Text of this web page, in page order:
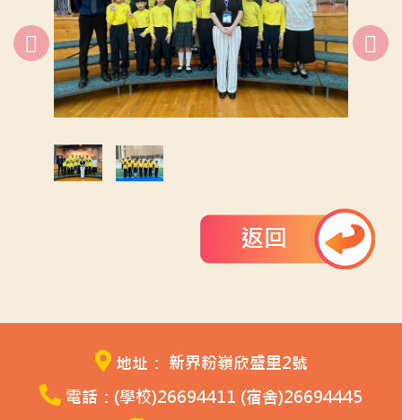
返回
地址： 新界粉嶺欣盛里2號
電話：(學校)26694411 (宿舍)26694445